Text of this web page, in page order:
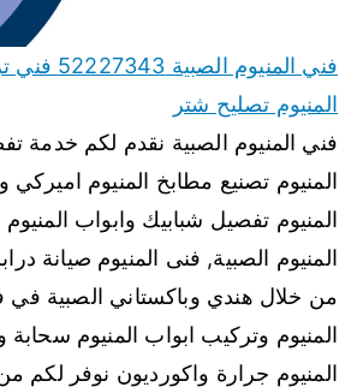
فني المنيوم
المنيوم تصليح شتر
فني المنيوم الصبية نقدم لكم خدمة
المنيوم تصنيع مطابخ المنيوم اميركي
المنيوم تفصيل شبابيك وابواب
المنيوم الصبية, فنى المنيوم صيانة
من خلال هندي وباكستاني الصبية في
المنيوم وتركيب ابواب المنيوم سحابة
المنيوم جرارة واكورديون نوفر لكم